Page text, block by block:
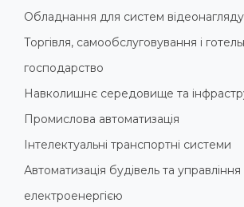
Обладнання для систем відеонагляду
Торгівля, самообслуговування і
господарство
Навколишнє середовище та
Промислова автоматизація
Інтелектуальні транспортні системи
Автоматизація будівель та управління
електроенергією